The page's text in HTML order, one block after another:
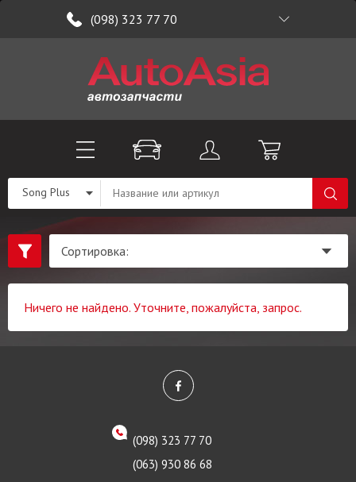
(098) 323 77 70
Song Plus
Ничего не найдено. Уточните, пожалуйста, запрос.
(098) 323 77 70
(063) 930 86 68